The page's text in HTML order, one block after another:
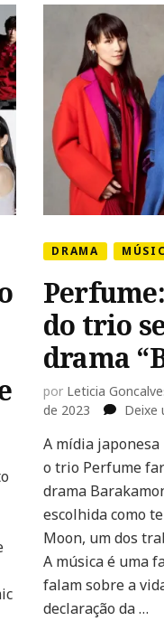
DRAMA
do trio
drama
por Leticia
de 2023
Deixe
A mídia
o trio Perfume
drama
escolhida como
Moon, um dos
A música é uma
falam sobre a
declaração da …